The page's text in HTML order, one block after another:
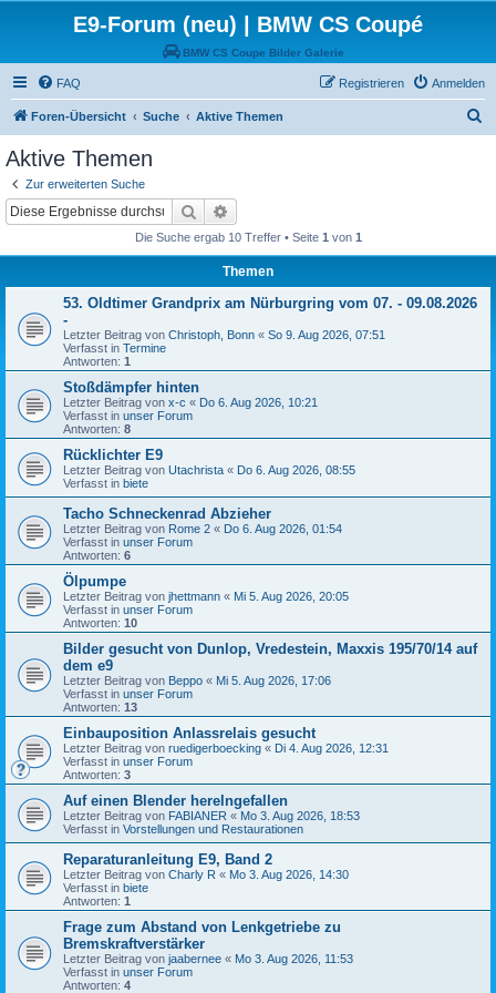
E9-Forum (neu) | BMW CS Coupé
BMW CS Coupe Bilder Galerie
FAQ Anmelden
Registrieren
Foren-Übersicht Suche Aktive Themen
Aktive Themen
Zur erweiterten Suche
Suche
Die Suche ergab 10 Treffer • Seite 1 von 1
Themen
53. Oldtimer Grandprix am Nürburgring vom 07. - 09.08.2026
-
Letzter Beitrag von Christoph, Bonn « So 9. Aug 2026, 07:51
Verfasst in Termine
Antworten: 1
Stoßdämpfer hinten
Letzter Beitrag von x-c « Do 6. Aug 2026, 10:21
Verfasst in unser Forum
Antworten: 8
Rücklichter E9
Letzter Beitrag von Utachrista « Do 6. Aug 2026, 08:55
Verfasst in biete
Tacho Schneckenrad Abzieher
Letzter Beitrag von Rome 2 « Do 6. Aug 2026, 01:54
Verfasst in unser Forum
Antworten: 6
Ölpumpe
Letzter Beitrag von jhettmann « Mi 5. Aug 2026, 20:05
Verfasst in unser Forum
Antworten: 10
Bilder gesucht von Dunlop, Vredestein, Maxxis 195/70/14 auf
dem e9
Letzter Beitrag von Beppo « Mi 5. Aug 2026, 17:06
Verfasst in unser Forum
Antworten: 13
Einbauposition Anlassrelais gesucht
Letzter Beitrag von ruedigerboecking « Di 4. Aug 2026, 12:31
Verfasst in unser Forum
Antworten: 3
Auf einen Blender herelngefallen
Letzter Beitrag von FABIANER « Mo 3. Aug 2026, 18:53
Verfasst in Vorstellungen und Restaurationen
Reparaturanleitung E9, Band 2
Letzter Beitrag von Charly R « Mo 3. Aug 2026, 14:30
Verfasst in biete
Antworten: 1
Frage zum Abstand von Lenkgetriebe zu
Bremskraftverstärker
Letzter Beitrag von jaabernee « Mo 3. Aug 2026, 11:53
Verfasst in unser Forum
Antworten: 4